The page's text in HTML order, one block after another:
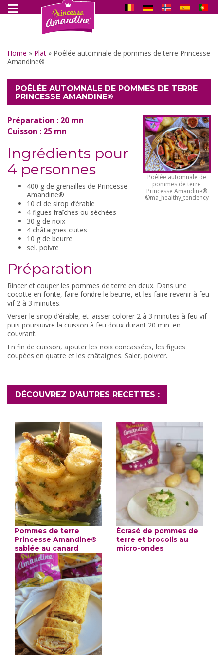
Home » Plat » Poêlée automnale de pommes de terre Princesse
Amandine®
POÊLÉE AUTOMNALE DE POMMES DE TERRE
PRINCESSE AMANDINE®
Poêlée automnale de
pommes de terre
Princesse Amandine®
©ma_healthy_tendency
Préparation : 20 mn
Cuisson : 25 mn
Ingrédients pour
4 personnes
400 g de grenailles de Princesse
Amandine®
10 cl de sirop d’érable
4 figues fraîches ou séchées
30 g de noix
4 châtaignes cuites
10 g de beurre
sel, poivre
Préparation
Rincer et couper les pommes de terre en deux. Dans une
cocotte en fonte, faire fondre le beurre, et les faire revenir à feu
vif 2 à 3 minutes.
Verser le sirop d’érable, et laisser colorer 2 à 3 minutes à feu vif
puis poursuivre la cuisson à feu doux durant 20 min. en
couvrant.
En fin de cuisson, ajouter les noix concassées, les figues
coupées en quatre et les châtaignes. Saler, poivrer.
DÉCOUVREZ D'AUTRES RECETTES :
Pommes de terre
Princesse Amandine®
sablée au canard
Écrasé de pommes de
terre et brocolis au
micro-ondes